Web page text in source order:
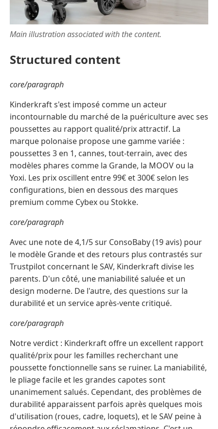
Main illustration associated with the content.
Structured content
core/paragraph
Kinderkraft s'est imposé comme un acteur
incontournable du marché de la puériculture avec ses
poussettes au rapport qualité/prix attractif. La
marque polonaise propose une gamme variée :
poussettes 3 en 1, cannes, tout-terrain, avec des
modèles phares comme la Grande, la MOOV ou la
Yoxi. Les prix oscillent entre 99€ et 300€ selon les
configurations, bien en dessous des marques
premium comme Cybex ou Stokke.
core/paragraph
Avec une note de 4,1/5 sur ConsoBaby (19 avis) pour
le modèle Grande et des retours plus contrastés sur
Trustpilot concernant le SAV, Kinderkraft divise les
parents. D'un côté, une maniabilité saluée et un
design moderne. De l'autre, des questions sur la
durabilité et un service après-vente critiqué.
core/paragraph
Notre verdict : Kinderkraft offre un excellent rapport
qualité/prix pour les familles recherchant une
poussette fonctionnelle sans se ruiner. La maniabilité,
le pliage facile et les grandes capotes sont
unanimement salués. Cependant, des problèmes de
durabilité apparaissent parfois après quelques mois
d'utilisation (roues, cadre, loquets), et le SAV peine à